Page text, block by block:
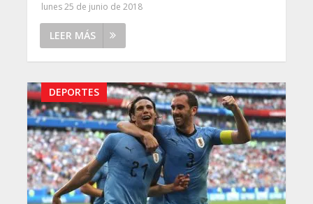
lunes 25 de junio de 2018
LEER MÁS
DEPORTES